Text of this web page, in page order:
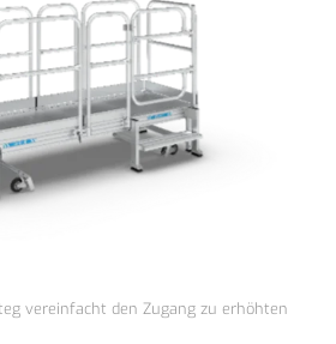
vereinfacht den Zugang zu erhöhten